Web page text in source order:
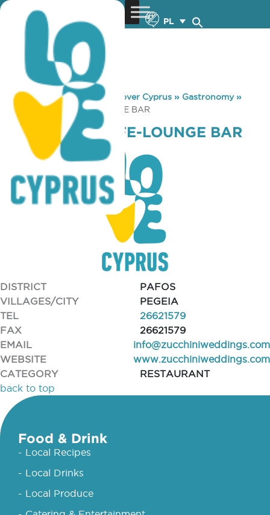
PL
You are here: Home »Discover Cyprus » Gastronomy»
GREEN HILL CAFE-LOUNGE BAR
GREEN HILL CAFE-LOUNGE BAR
DISTRICT
PAFOS
VILLAGES/CITY
PEGEIA
TEL
26621579
FAX
26621579
EMAIL
info@zucchiniweddings.com
WEBSITE
www.zucchiniweddings.com
CATEGORY
RESTAURANT
back to top
Food & Drink
- Local Recipes
- Local Drinks
- Local Produce